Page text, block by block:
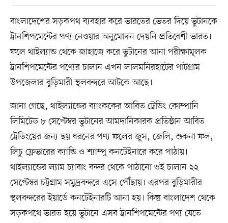
বাংলাদেশের সড়কপথ ব্যবহার করে ভারতের ভেতর দিয়ে ভুটানকে
ট্রানশিপমেন্টের পণ্য নেওয়ার অনুমোদন দেয়নি প্রতিবেশী ভারত।
ফলে থাইল্যান্ড থেকে জাহাজে করে ভুটানের আনা পরীক্ষামূলক
ট্রানশিপমেন্টের পণ্যের চালান এখন লালমনিরহাটের পাটগ্রাম
উপজেলার বুড়িমারী স্থলবন্দরে আটকে আছে।
জানা গেছে, থাইল্যান্ডের ব্যাংককের আবিত ট্রেডিং কোম্পানি
লিমিটেড ৮ সেপ্টেম্বর ভুটানের আমদানিকারক প্রতিষ্ঠান আবিত
ট্রেডিংয়ের জন্য ছয় ধরনের পণ্য ফলের জুস, জেলি, শুকনা ফল,
লিচু ফ্লেভারের ক্যান্ডি ও শ্যাম্পু কনটেইনারে করে পাঠায়।
থাইল্যান্ডের ল্যাম চ্যাবাং বন্দর থেকে পাঠানো ওই চালান ২২
সেপ্টেম্বর চট্টগ্রাম সমুদ্রবন্দরে এসে পৌঁছায়। এরপর বুড়িমারীর
স্থলবন্দরের ইয়ার্ডে কনটেইনারটি আনা হয়। কিন্তু বাংলাদেশ থেকে
সড়কপথে ভারত হয়ে ভুটানে এসব ট্রানশিপমেন্টের পণ্য যেতে